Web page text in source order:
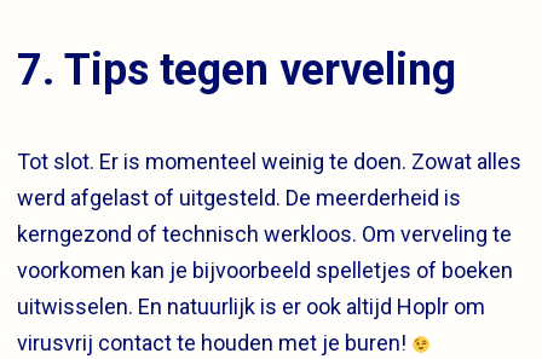
7. Tips tegen verveling
Tot slot. Er is momenteel weinig te doen. Zowat alles
werd afgelast of uitgesteld. De meerderheid is
kerngezond of technisch werkloos. Om verveling te
voorkomen kan je bijvoorbeeld spelletjes of boeken
uitwisselen. En natuurlijk is er ook altijd Hoplr om
virusvrij contact te houden met je buren!